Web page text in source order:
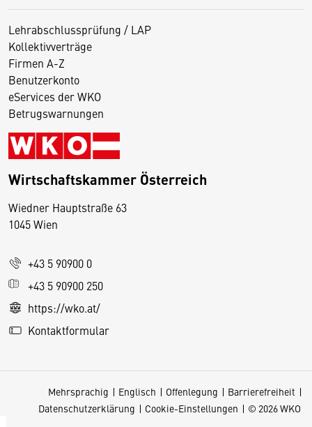
Lehrabschlussprüfung / LAP
Kollektivverträge
Firmen A-Z
Benutzerkonto
eServices der WKO
Betrugswarnungen
Wirtschaftskammer Österreich
Wiedner Hauptstraße 63
1045 Wien
+43 5 90900 0
+43 5 90900 250
https://wko.at/
Kontaktformular
Mehrsprachig Englisch Offenlegung
Barrierefreiheit
Datenschutzerklärung
Cookie-Einstellungen © 2026 WKO
D
s
e
S
e